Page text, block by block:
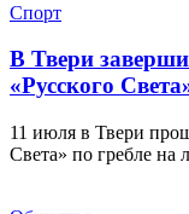
Спорт
В Твери
«Русского
11 июля в Твери
Света» по гребле на